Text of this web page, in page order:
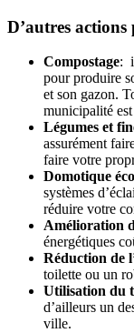
D’autres actions
Compostage:
pour produire
et son gazon.
municipalité
Légumes et
assurément
faire votre
Domotique
systèmes
réduire votre
Amélioration
énergétiques
Réduction de
toilette ou un
Utilisation du
d’ailleurs un
ville.